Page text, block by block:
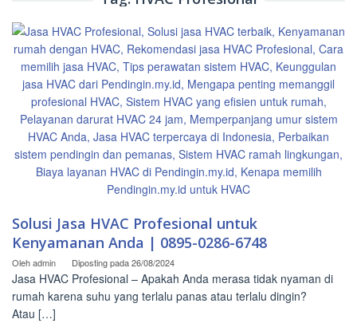
Solusi Jasa HVAC Profesional untuk
Kenyamanan Anda | 0895-0286-6748
Olehadmin Diposting pada26/08/2024
Jasa HVAC Profesional – Apakah Anda merasa tidak nyaman di
rumah karena suhu yang terlalu panas atau terlalu dingin?
Atau […]